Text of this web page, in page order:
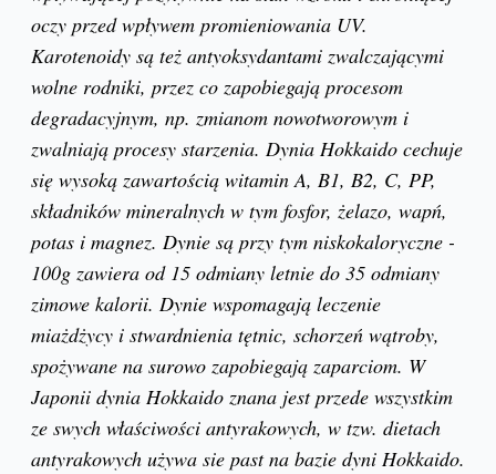
oczy przed wpływem promieniowania UV.
Karotenoidy są też antyoksydantami zwalczającymi
wolne rodniki, przez co zapobiegają procesom
degradacyjnym, np. zmianom nowotworowym i
zwalniają procesy starzenia. Dynia Hokkaido cechuje
się wysoką zawartością witamin A, B1, B2, C, PP,
składników mineralnych w tym fosfor, żelazo, wapń,
potas i magnez. Dynie są przy tym niskokaloryczne -
100g zawiera od 15 odmiany letnie do 35 odmiany
zimowe kalorii. Dynie wspomagają leczenie
miażdżycy i stwardnienia tętnic, schorzeń wątroby,
spożywane na surowo zapobiegają zaparciom. W
Japonii dynia Hokkaido znana jest przede wszystkim
ze swych właściwości antyrakowych, w tzw. dietach
antyrakowych używa sie past na bazie dyni Hokkaido.